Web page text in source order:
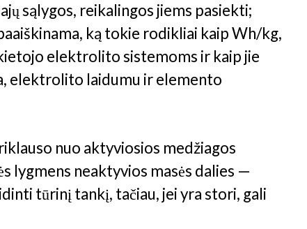
sąlygos, reikalingos jiems pasiekti;
ką tokie rodikliai kaip Wh/kg,
elektrolito sistemoms ir kaip jie
elektrolito laidumu ir elemento
nuo aktyviosios medžiagos
lygmens neaktyvios masės dalies —
tūrinį tankį, tačiau, jei yra stori, gali